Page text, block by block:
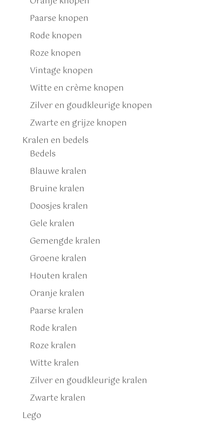
Paarse knopen
Rode knopen
Roze knopen
Vintage knopen
Witte en crème knopen
Zilver en goudkleurige knopen
Zwarte en grijze knopen
Kralen en bedels
Bedels
Blauwe kralen
Bruine kralen
Doosjes kralen
Gele kralen
Gemengde kralen
Groene kralen
Houten kralen
Oranje kralen
Paarse kralen
Rode kralen
Roze kralen
Witte kralen
Zilver en goudkleurige kralen
Zwarte kralen
Lego